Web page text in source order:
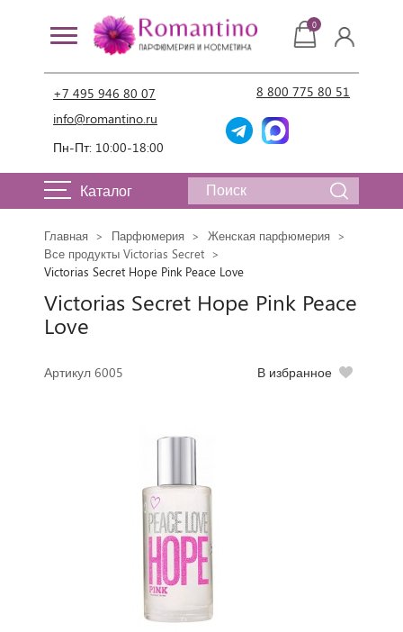
+7 495 946 80 07
info@romantino.ru
Пн-Пт: 10:00-18:00
8 800 775 80 51
0
Каталог
Главная Парфюмерия
Женская парфюмерия
Все продукты Victorias Secret
Victorias Secret Hope Pink Peace Love
Victorias Secret Hope Pink Peace
Love
Артикул 6005 В избранное